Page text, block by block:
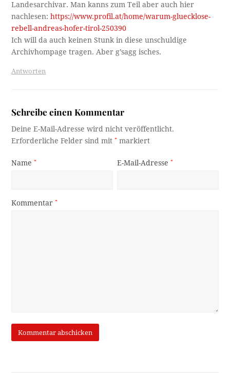
Landesarchivar. Man kanns zum Teil aber auch hier
nachlesen:https://www.profil.at/home/warum-gluecklose-
rebell-andreas-hofer-tirol-250390
Ich will da auch keinen Stunk in diese unschuldige
Archivhompage tragen. Aber g’sagg isches.
Antworten
Schreibe einen Kommentar
Deine E-Mail-Adresse wird nicht veröffentlicht.
Erforderliche Felder sind mit* markiert
Name* E-Mail-Adresse*
Kommentar*